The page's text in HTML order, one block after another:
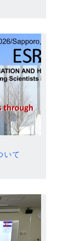
いて